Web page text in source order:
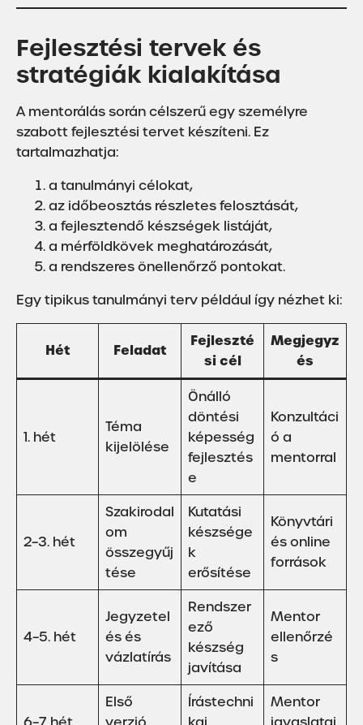
Fejlesztési tervek és
stratégiák kialakítása
A mentorálás során célszerű egy személyre
szabott fejlesztési tervet készíteni. Ez
tartalmazhatja:
a tanulmányi célokat,
az időbeosztás részletes felosztását,
a fejlesztendő készségek listáját,
a mérföldkövek meghatározását,
a rendszeres önellenőrző pontokat.
Egy tipikus tanulmányi terv például így nézhet ki:
Hét Feladat
Fejleszté
si cél
Megjegyz
és
1. hét
Téma
kijelölése
Önálló
döntési
képesség
fejlesztés
e
Konzultáci
ó a
mentorral
2–3. hét
Szakirodal
om
összegyűj
tése
Kutatási
készsége
k
erősítése
Könyvtári
és online
források
4–5. hét
Jegyzetel
és és
vázlatírás
Rendszer
ező
készség
javítása
Mentor
ellenőrzé
s
Első
Írástechni
Mentor